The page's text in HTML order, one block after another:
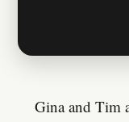
Gina and Tim